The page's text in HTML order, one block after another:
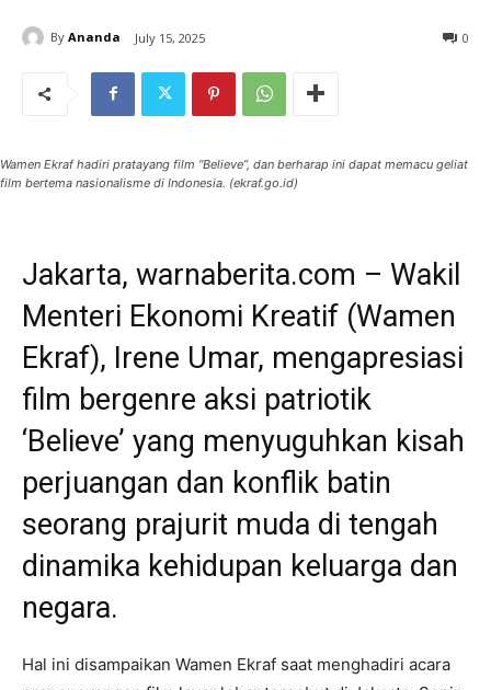
By Ananda July 15, 2025 0
Wamen Ekraf hadiri pratayang film “Believe”, dan berharap ini dapat memacu geliat
film bertema nasionalisme di Indonesia. (ekraf.go.id)
Jakarta, warnaberita.com – Wakil
Menteri Ekonomi Kreatif (Wamen
Ekraf), Irene Umar, mengapresiasi
film bergenre aksi patriotik
‘Believe’ yang menyuguhkan kisah
perjuangan dan konflik batin
seorang prajurit muda di tengah
dinamika kehidupan keluarga dan
negara.
Hal ini disampaikan Wamen Ekraf saat menghadiri acara